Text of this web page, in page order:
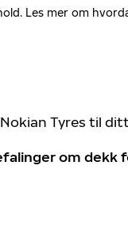
Les mer om
Tyres til
om dekk